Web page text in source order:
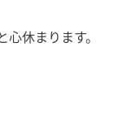
休まります。